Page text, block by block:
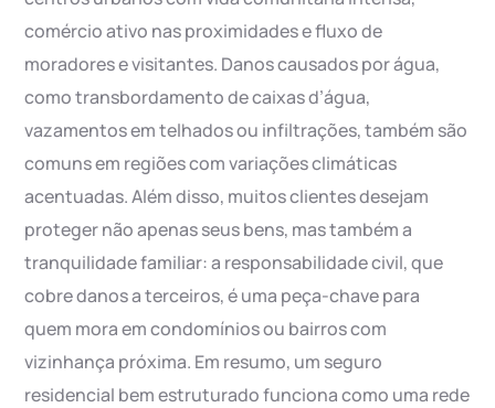
comércio ativo nas proximidades e fluxo de
moradores e visitantes. Danos causados por água,
como transbordamento de caixas d’água,
vazamentos em telhados ou infiltrações, também são
comuns em regiões com variações climáticas
acentuadas. Além disso, muitos clientes desejam
proteger não apenas seus bens, mas também a
tranquilidade familiar: a responsabilidade civil, que
cobre danos a terceiros, é uma peça-chave para
quem mora em condomínios ou bairros com
vizinhança próxima. Em resumo, um seguro
residencial bem estruturado funciona como uma rede